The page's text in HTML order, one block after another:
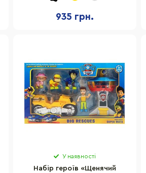
935 грн.
У наявності
Набір героїв «Щенячий